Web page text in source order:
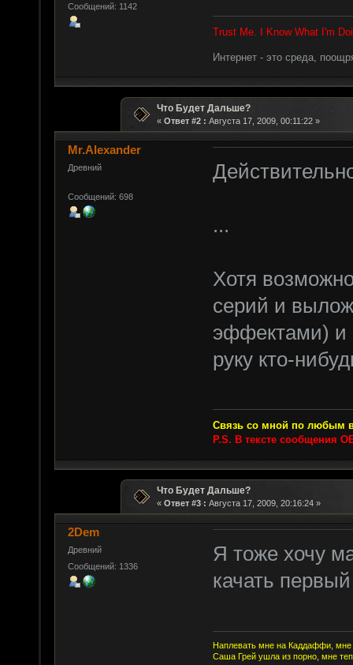
Сообщений: 1142
Trust Me. I Know What I'm
Интернет - это среда,
Что Будет Дальше?
« Ответ #2 : Августа 17, 2009, 00:11:22 »
Mr.Alexander
Древний
Сообщений: 698
...
Хотя
серий и
эффектами) и
руку кто-
Связь со мной по любым
P.S. В тексте сообщения
Что Будет Дальше?
« Ответ #3 : Августа 17, 2009, 20:16:24 »
2Dem
Древний
Сообщений: 1336
Я тоже хочу
качать
Наплевать мне на Каддаффи, мне
Саша Грей ушла из порно, мне